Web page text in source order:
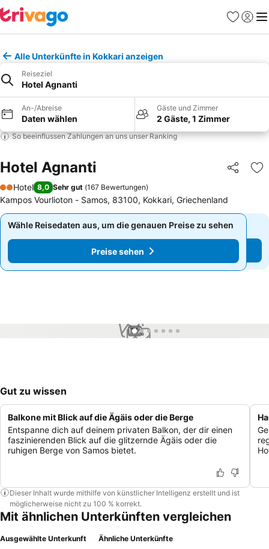
Favoriten
Alle Unterkünfte in Kokkari anzeigen
Reiseziel
Hotel Agnanti
An-/Abreise
Daten wählen
Gäste und Zimmer
2 Gäste, 1 Zimmer
So beeinflussen Zahlungen an uns unser Ranking
Hotel Agnanti Teilen
2 Sterne
Hotel 8,0 Sehr gut (167 Bewertungen)
Kampos Vourlioton - Samos, 83100, Kokkari, Griechenland
Wähle Reisedaten aus, um die genauen Preise zu sehen
Preise sehen
Wähle Reisedaten aus, um die genauen Preise zu sehen
Preise sehen
1 / 7
Gut zu wissen
Balkone mit Blick auf die Ägäis oder die Berge
Entspanne dich auf deinem privaten Balkon, der dir einen
faszinierenden Blick auf die glitzernde Ägäis oder die
ruhigen Berge von Samos bietet.
Dieser Inhalt wurde mithilfe von künstlicher Intelligenz erstellt und ist
möglicherweise nicht zu 100 % korrekt.
Mit ähnlichen Unterkünften vergleichen
Ausgewählte Unterkunft Ähnliche Unterkünfte